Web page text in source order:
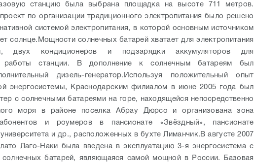
станцию была выбрана площадка на высоте 711 метров.
по организации традиционного электропитания было решено
системой электропитания, в которой основным источником
солнце. Мощности солнечных батарей хватает для электропитания
двух кондиционеров и подзарядки аккумуляторов для
работы станции. В дополнение к солнечным батареям был
дизель-генератор. Используя положительный опыт
энергосистемы, Краснодарским филиалом в июне 2005 года был
с солнечными батареями на горе, находящейся непосредственно
моря в районе поселка Абрау Дюрсо и организована зона
и роумеров в пансионате «Звёздный», пансионате
и др., расположенных в бухте Лиманчик. В августе 2007
Лаго-Наки была введена в эксплуатацию 3-я энергосистема с
солнечных батарей, являющаяся самой мощной в России. Базовая